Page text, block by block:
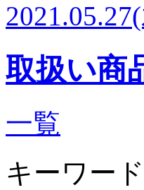
取扱い商
一覧
キーワー